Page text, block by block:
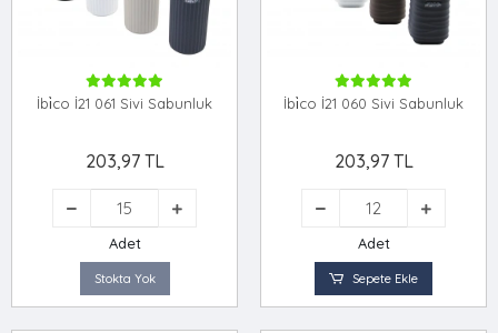
İbi̇co İ21 061 Sivi Sabunluk
203,97 TL
Adet
Stokta Yok
İbi̇co İ21 060 Sivi Sabunluk
203,97 TL
Adet
Sepete Ekle